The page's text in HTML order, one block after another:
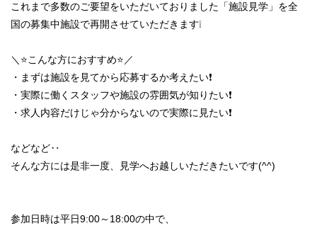
これまで多数のご要望をいただいておりました「施設見学」を全
国の募集中施設で再開させていただきます❕
＼⭐️こんな方におすすめ⭐️／
・まずは施設を見てから応募するか考えたい❗️
・実際に働くスタッフや施設の雰囲気が知りたい❗️
・求人内容だけじゃ分からないので実際に見たい❗️
などなど‥
そんな方には是非一度、見学へお越しいただきたいです(^^)
参加日時は平日9:00～18:00の中で、